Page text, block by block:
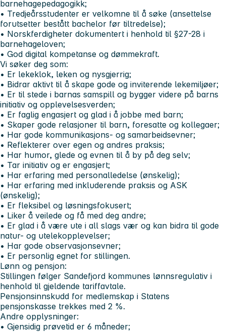
barnehagepedagogikk;
• Tredjeårsstudenter er velkomne til å søke (ansettelse
forutsetter bestått bachelor før tiltredelse);
• Norskferdigheter dokumentert i henhold til §27-28 i
barnehageloven;
• God digital kompetanse og dømmekraft.
Vi søker deg som:
• Er lekeklok, leken og nysgjerrig;
• Bidrar aktivt til å skape gode og inviterende lekemiljøer;
• Er til stede i barnas samspill og bygger videre på barns
initiativ og opplevelsesverden;
• Er faglig engasjert og glad i å jobbe med barn;
• Skaper gode relasjoner til barn, foresatte og kollegaer;
• Har gode kommunikasjons- og samarbeidsevner;
• Reflekterer over egen og andres praksis;
• Har humor, glede og evnen til å by på deg selv;
• Tar initiativ og er engasjert;
• Har erfaring med personalledelse (ønskelig);
• Har erfaring med inkluderende praksis og ASK
(ønskelig);
• Er fleksibel og løsningsfokusert;
• Liker å veilede og få med deg andre;
• Er glad i å være ute i all slags vær og kan bidra til gode
natur- og utelekopplevelser;
• Har gode observasjonsevner;
• Er personlig egnet for stillingen.
Lønn og pensjon:
Stillingen følger Sandefjord kommunes lønnsregulativ i
henhold til gjeldende tariffavtale.
Pensjonsinnskudd for medlemskap i Statens
pensjonskasse trekkes med 2 %.
Andre opplysninger:
• Gjensidig prøvetid er 6 måneder;